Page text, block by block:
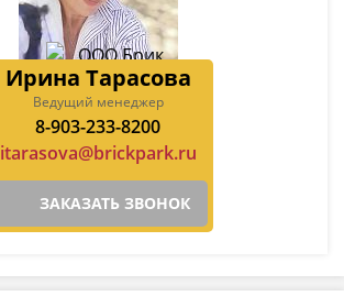
Ирина Тарасова
Ведущий менеджер
8-903-233-8200
itarasova@brickpark.ru
ЗАКАЗАТЬ ЗВОНОК